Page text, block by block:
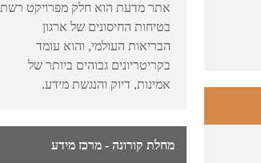
אתר מדעת הוא חלק מפרויקט רשת
בטיחות החיסונים של ארגון
הבריאות העולמי, והוא עומד
בקריטריונים גבוהים ביותר של
אמינות, דיוק והנגשת מידע.
מחלת קורונה - מרכז מידע